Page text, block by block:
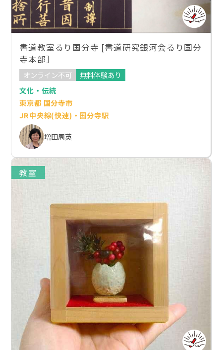
書道教室るり国分寺 [書道研究銀河会るり国分
寺本部］
オンライン不可
無料体験あり
文化・伝統
東京都 国分寺市
JR中央線(快速)・国分寺駅
増田周英
教室